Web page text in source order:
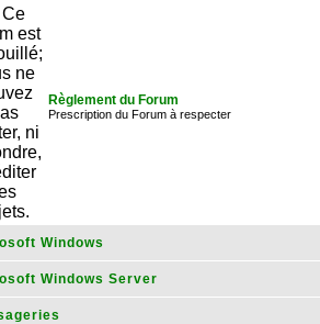
Règlement du Forum
Prescription du Forum à respecter
Windows
Windows Server